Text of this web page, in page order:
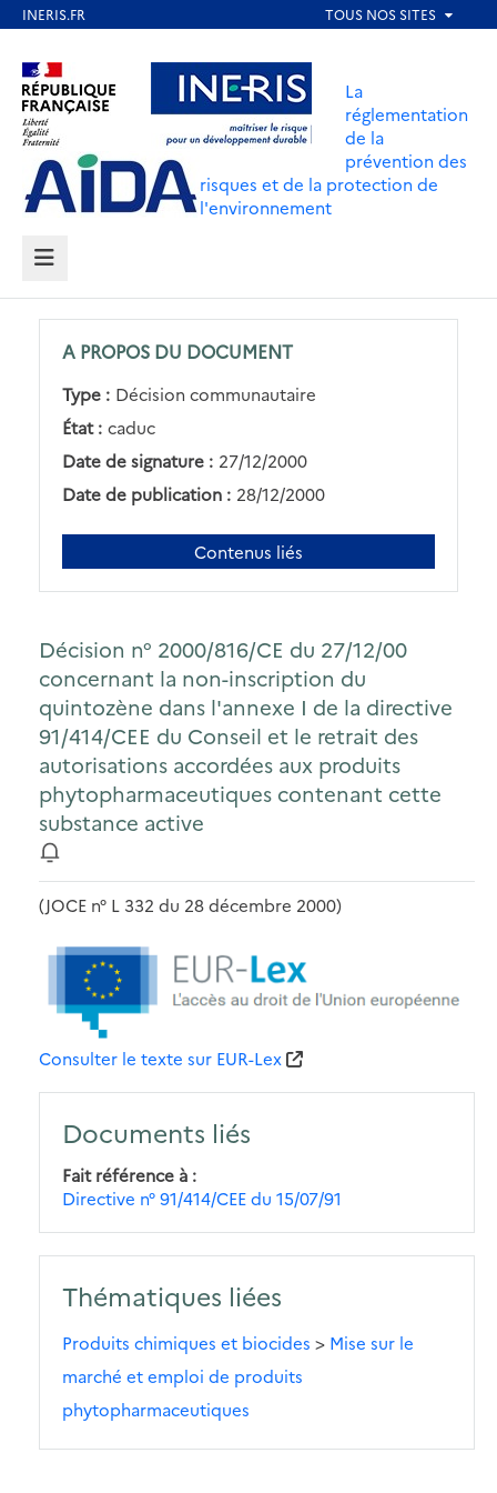
contenu
principal
Aller au contenu Aller au menu
Aller au pied de page
La
réglementation
de la
prévention des
risques et de la protection de
l'environnement
MENU
A PROPOS DU DOCUMENT
Type : Décision communautaire
État : caduc
Date de signature : 27/12/2000
Date de publication : 28/12/2000
Contenus liés
Décision n° 2000/816/CE du 27/12/00
concernant la non-inscription du
quintozène dans l'annexe I de la directive
91/414/CEE du Conseil et le retrait des
autorisations accordées aux produits
phytopharmaceutiques contenant cette
substance active
(JOCE n° L 332 du 28 décembre 2000)
Consulter le texte sur EUR-Lex
Documents liés
Fait référence à
Directive n° 91/414/CEE du 15/07/91
Thématiques liées
Produits chimiques et biocides > Mise sur le
marché et emploi de produits
phytopharmaceutiques